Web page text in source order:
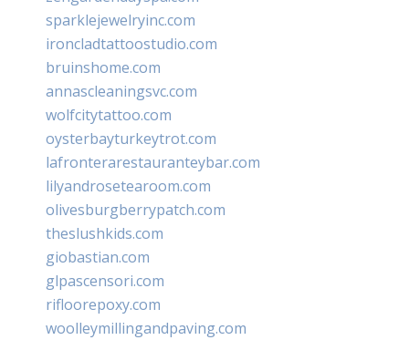
sparklejewelryinc.com
ironcladtattoostudio.com
bruinshome.com
annascleaningsvc.com
wolfcitytattoo.com
oysterbayturkeytrot.com
lafronterarestauranteybar.com
lilyandrosetearoom.com
olivesburgberrypatch.com
theslushkids.com
giobastian.com
glpascensori.com
rifloorepoxy.com
woolleymillingandpaving.com